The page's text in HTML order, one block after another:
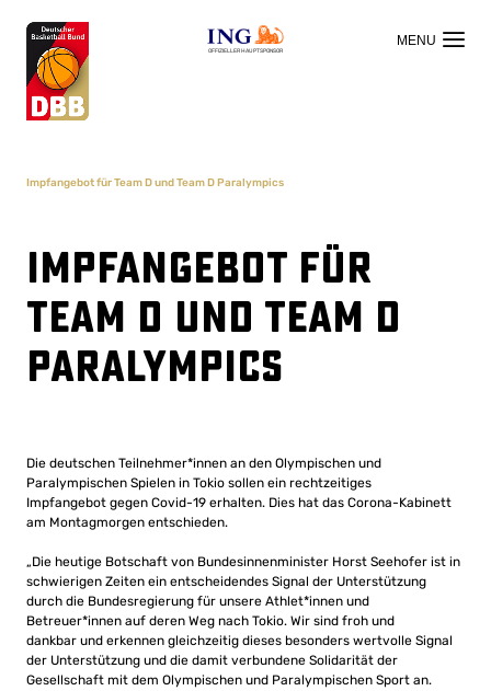
OFFIZIELLER HAUPTSPONSOR
Impfangebot für Team D und Team D Paralympics
Impfangebot für
Team D und Team D
Paralympics
Die deutschen Teilnehmer*innen an den Olympischen und
Paralympischen Spielen in Tokio sollen ein rechtzeitiges
Impfangebot gegen Covid-19 erhalten. Dies hat das Corona-Kabinett
am Montagmorgen entschieden.
„Die heutige Botschaft von Bundesinnenminister Horst Seehofer ist in
schwierigen Zeiten ein entscheidendes Signal der Unterstützung
durch die Bundesregierung für unsere Athlet*innen und
Betreuer*innen auf deren Weg nach Tokio. Wir sind froh und
dankbar und erkennen gleichzeitig dieses besonders wertvolle Signal
der Unterstützung und die damit verbundene Solidarität der
Gesellschaft mit dem Olympischen und Paralympischen Sport an.